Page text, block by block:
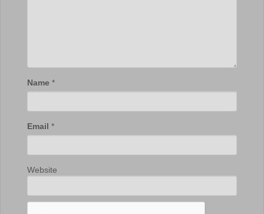
Name *
Email *
Website